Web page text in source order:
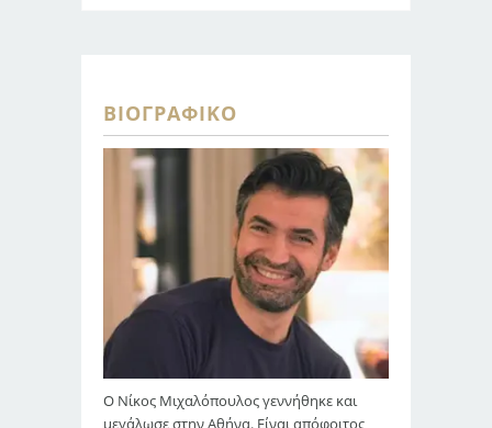
ΒΙΟΓΡΑΦΙΚΌ
Ο Νίκος Μιχαλόπουλος γεννήθηκε και
μεγάλωσε στην Αθήνα. Είναι απόφοιτος